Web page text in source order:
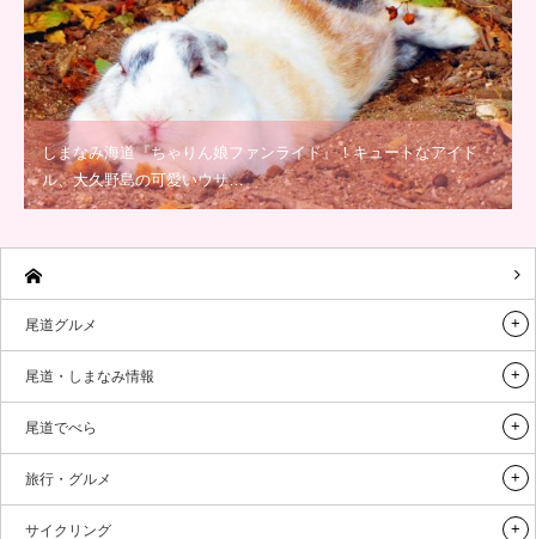
しまなみ海道『ちゃりん娘ファンライド』！キュートなアイド
ル、大久野島の可愛いウサ…
尾道グルメ
尾道・しまなみ情報
尾道でべら
旅行・グルメ
サイクリング